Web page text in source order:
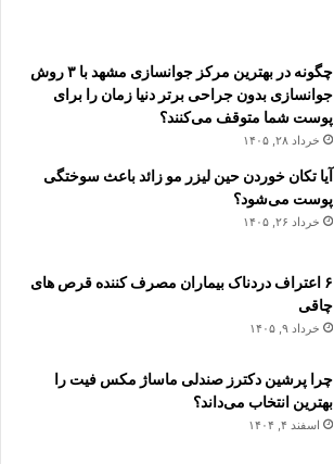
چگونه در بهترین مرکز جوانسازی مشهد با ۳ روش
جوانسازی بدون جراحی برتر دنیا زمان را برای
پوست شما متوقف می‌کنند؟
خرداد ۲۸, ۱۴۰۵
آیا تکان خوردن حین لیزر مو زائد باعث سوختگی
پوست می‌شود؟
خرداد ۲۶, ۱۴۰۵
۶ اعتراف دردناک بیماران مصرف کننده قرص های
چاقی
خرداد ۹, ۱۴۰۵
چرا پرشین دکترز صندلی ماساژ مکس فیت را
بهترین انتخاب می‌داند؟
اسفند ۴, ۱۴۰۴